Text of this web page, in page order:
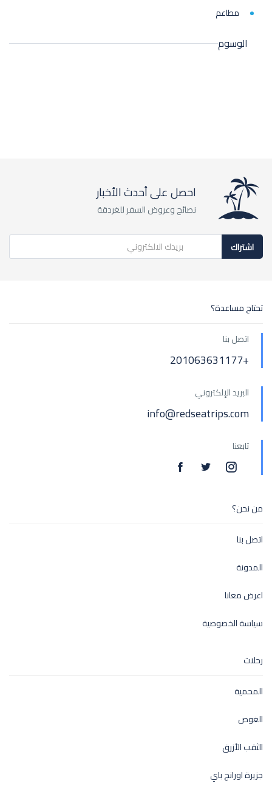
مطاعم
الوسوم
احصل على أحدث الأخبار
نصائح وعروض السفر للغردقة
اشتراك
تحتاج مساعدة؟
اتصل بنا
+201063631177
البريد الإلكتروني
info@redseatrips.com
تابعنا
من نحن؟
اتصل بنا
المدونة
اعرض معانا
سياسة الخصوصية
رحلات
المحمية
الغوص
الثقب الأزرق
جزيرة اورانج باي